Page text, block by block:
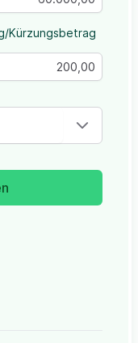
Kürzungsbetrag